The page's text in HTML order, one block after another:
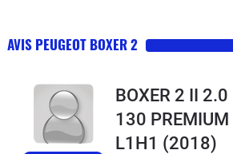
AVIS PEUGEOT BOXER 2
BOXER 2 II 2.0
130
L1H1 (2018)